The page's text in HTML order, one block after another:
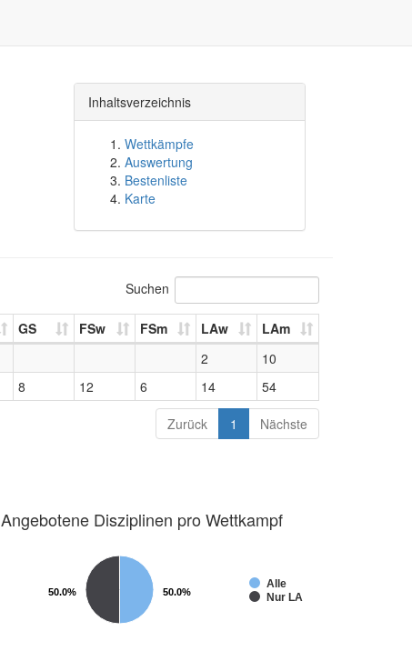
Inhaltsverzeichnis
Wettkämpfe
Auswertung
Bestenliste
Karte
Suchen
GS FSw FSm LAw
LAm
2
10
8 12 6 14
54
Zurück 1 Nächste
Angebotene Disziplinen pro Wettkampf
50.0%
50.0%
50.0%
50.0%
Alle
Nur LA